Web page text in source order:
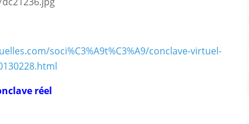
soci%C3%A9t%C3%A9/conclave-virtuel-
réel